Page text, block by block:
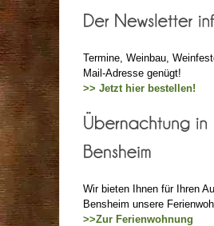
Termine, Weinbau,
Mail-Adresse genügt!
>> Jetzt hier bestellen!
Wir bieten Ihnen für Ihren
Bensheim unsere
>>Zur Ferienwohnung